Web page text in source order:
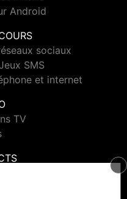
Android
sociaux
SMS
et internet
TV